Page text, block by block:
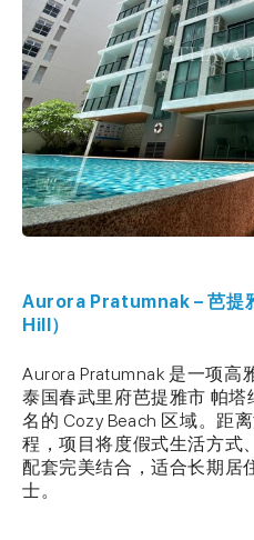
Aurora Pratumnak – 芭提
Hill）
Aurora Pratumnak 是一项
泰国春武里府芭提雅市 帕塔
名的 Cozy Beach 区域。距
程，项目将度假式生活方式
配套完美结合，适合长期居
士。